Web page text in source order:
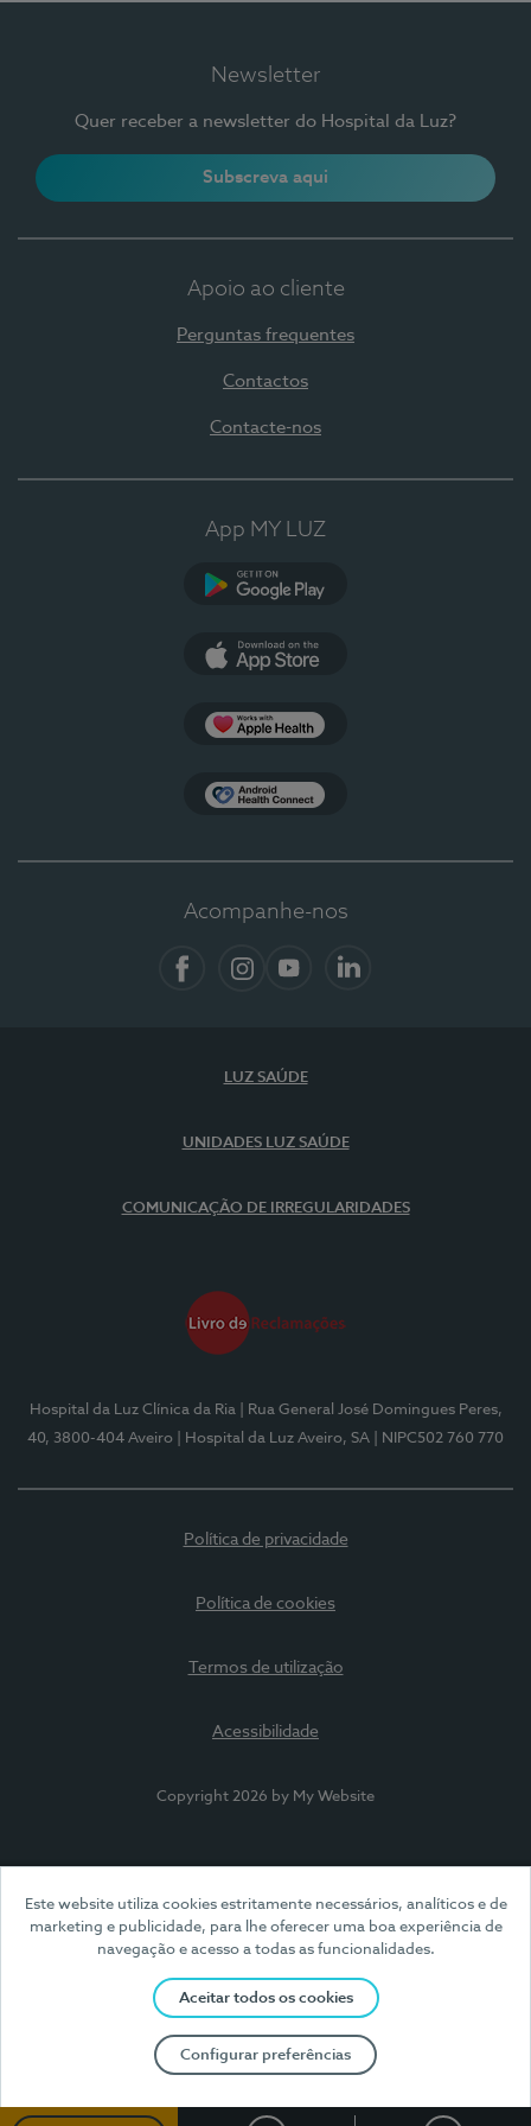
Este website utiliza cookies estritamente necessários, analíticos e de
marketing e publicidade, para lhe oferecer uma boa experiência de
navegação e acesso a todas as funcionalidades.
Aceitar todos os cookies
Configurar preferências
Newsletter
Quer receber a newsletter do Hospital da Luz?
Subscreva aqui
Apoio ao cliente
Perguntas frequentes
Contactos
Contacte-nos
App MY LUZ
Acompanhe-nos
LUZ SAÚDE
UNIDADES LUZ SAÚDE
COMUNICAÇÃO DE IRREGULARIDADES
Hospital da Luz Clínica da Ria
| Rua General José Domingues Peres,
40, 3800-404 Aveiro
| Hospital da Luz Aveiro, SA | NIPC502 760 770
Política de privacidade
Política de cookies
Termos de utilização
Acessibilidade
Copyright 2026 by My Website